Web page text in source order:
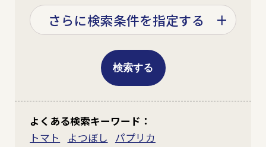
黄色
オレンジ
検索する
トマト よつぼし パプリカ